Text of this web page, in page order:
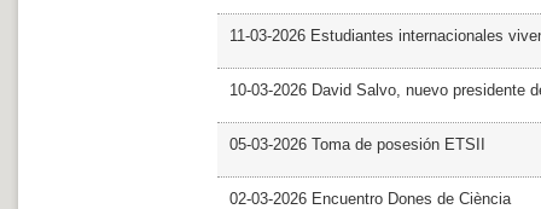
11-03-2026 Estudiantes internacionales
10-03-2026 David Salvo, nuevo presidente
05-03-2026 Toma de posesión ETSII
02-03-2026 Encuentro Dones de Ciència